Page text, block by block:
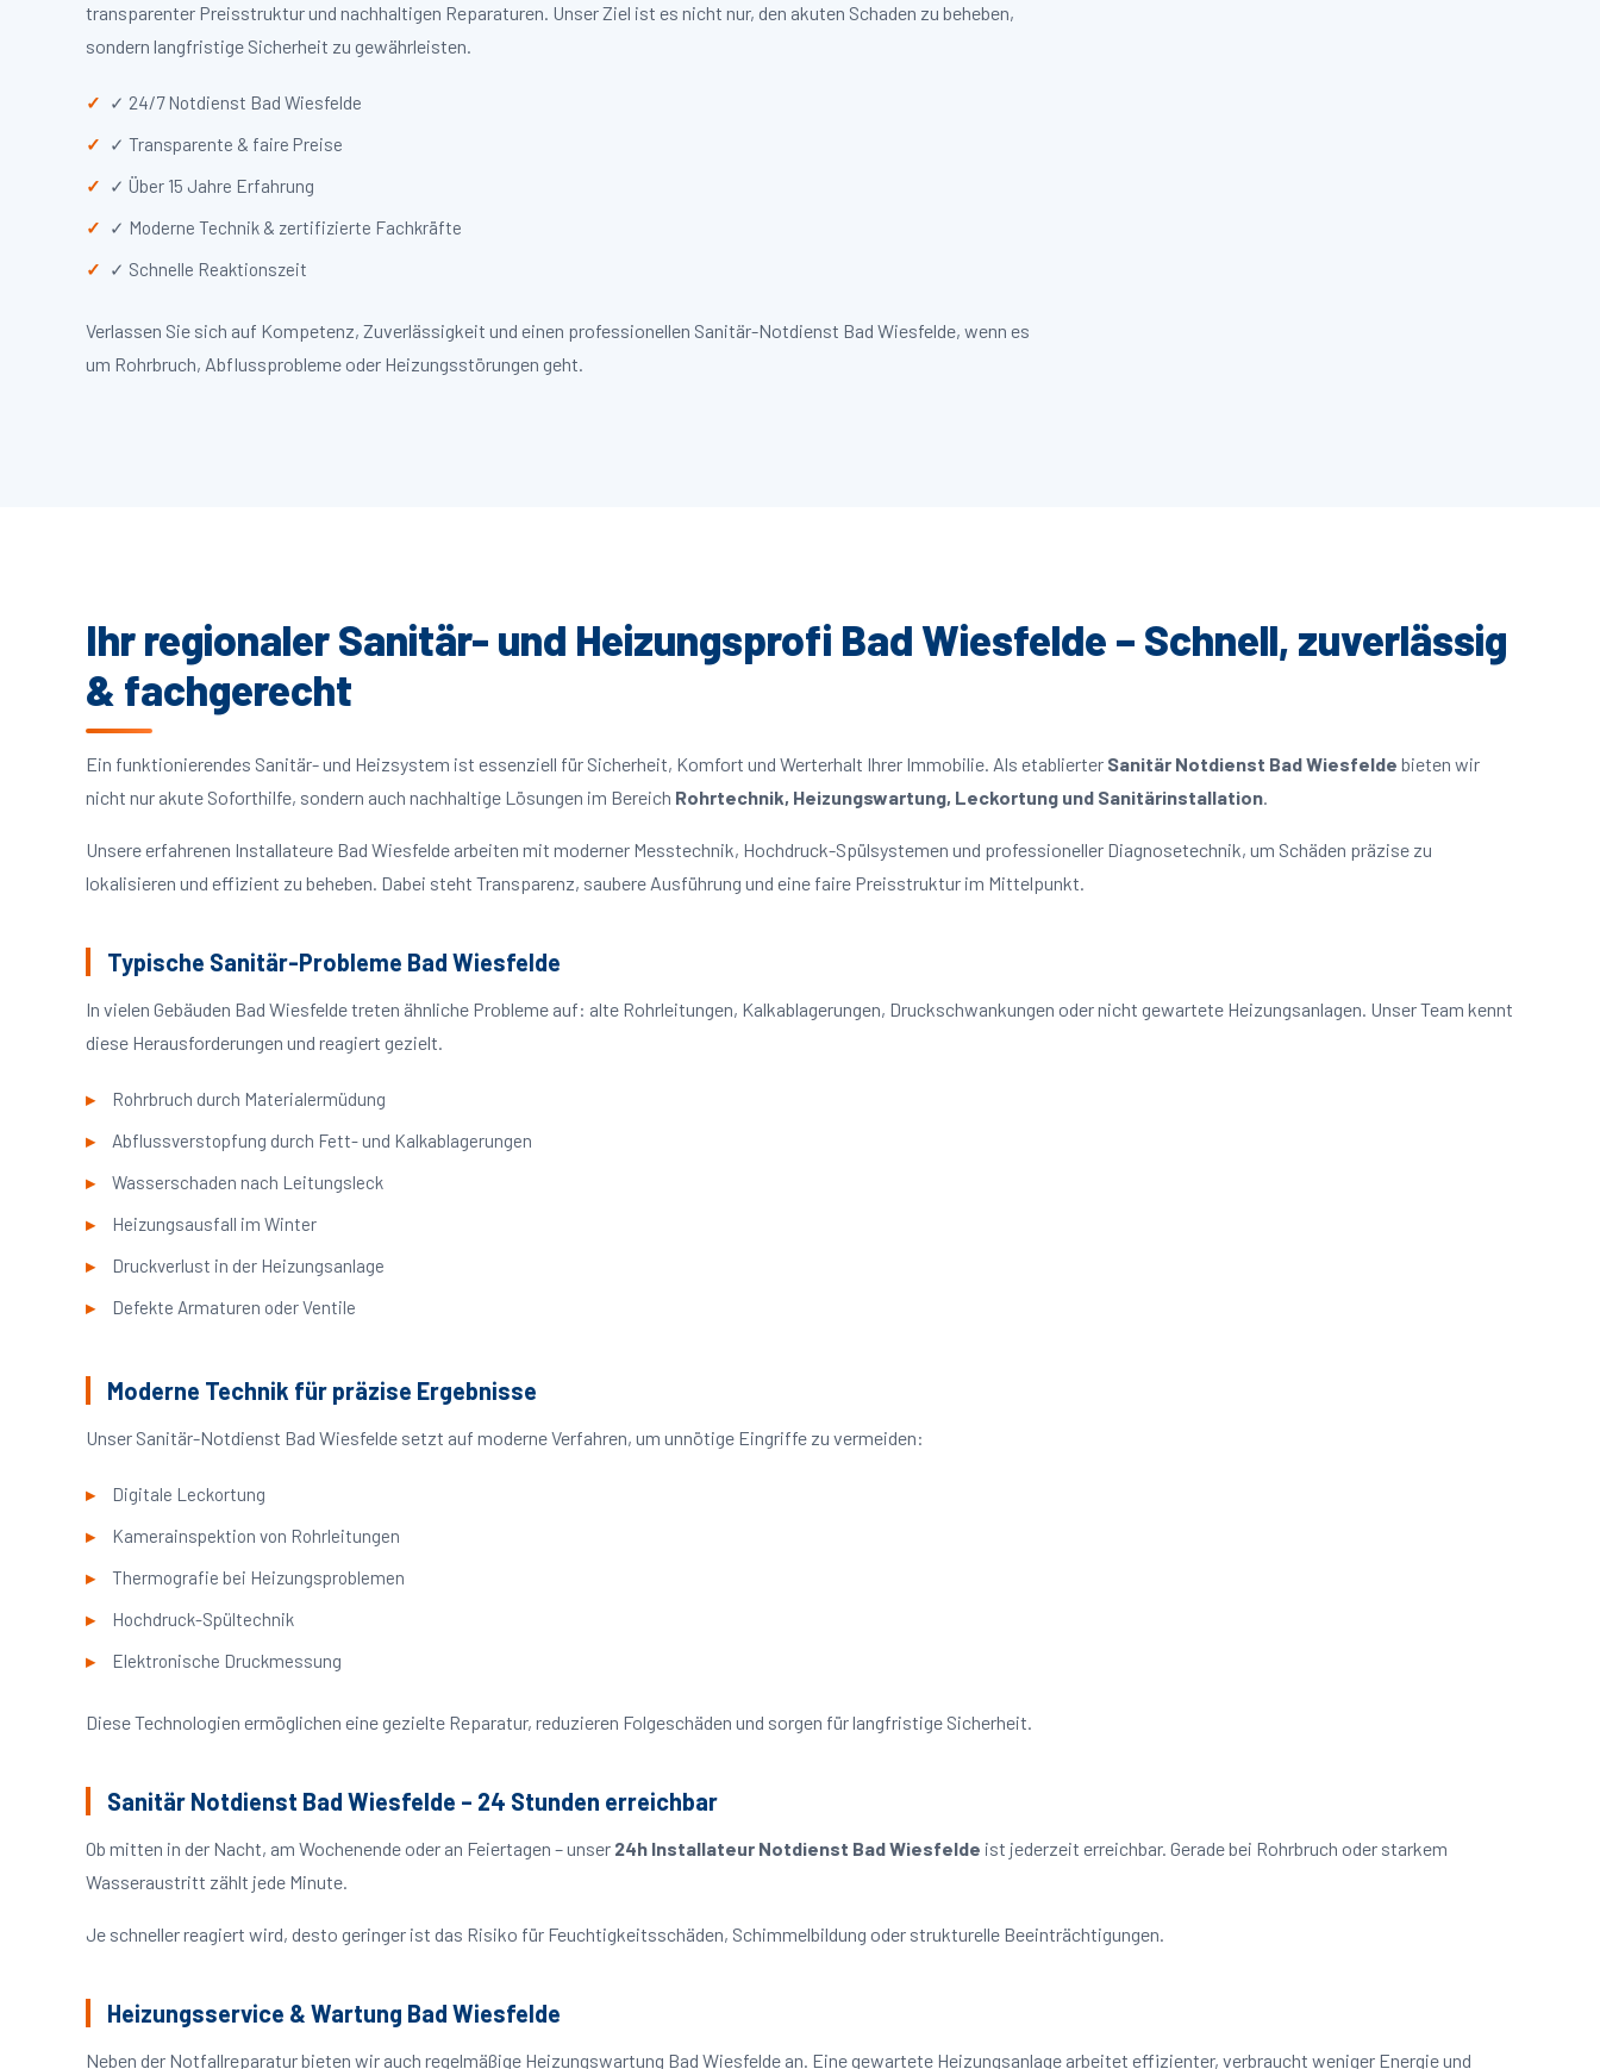
transparenter Preisstruktur und nachhaltigen Reparaturen. Unser Ziel ist es nicht nur, den akuten Schaden zu beheben,
sondern langfristige Sicherheit zu gewährleisten.
✓ 24/7 Notdienst Bad Wiesfelde
✓ Transparente & faire Preise
✓ Über 15 Jahre Erfahrung
✓ Moderne Technik & zertifizierte Fachkräfte
✓ Schnelle Reaktionszeit
Verlassen Sie sich auf Kompetenz, Zuverlässigkeit und einen professionellen Sanitär-Notdienst Bad Wiesfelde, wenn es
um Rohrbruch, Abflussprobleme oder Heizungsstörungen geht.
Ihr regionaler Sanitär- und Heizungsprofi Bad Wiesfelde – Schnell, zuverlässig
& fachgerecht
Ein funktionierendes Sanitär- und Heizsystem ist essenziell für Sicherheit, Komfort und Werterhalt Ihrer Immobilie. Als etablierter Sanitär Notdienst Bad Wiesfelde bieten wir
nicht nur akute Soforthilfe, sondern auch nachhaltige Lösungen im Bereich Rohrtechnik, Heizungswartung, Leckortung und Sanitärinstallation.
Unsere erfahrenen Installateure Bad Wiesfelde arbeiten mit moderner Messtechnik, Hochdruck-Spülsystemen und professioneller Diagnosetechnik, um Schäden präzise zu
lokalisieren und effizient zu beheben. Dabei steht Transparenz, saubere Ausführung und eine faire Preisstruktur im Mittelpunkt.
Typische Sanitär-Probleme Bad Wiesfelde
In vielen Gebäuden Bad Wiesfelde treten ähnliche Probleme auf: alte Rohrleitungen, Kalkablagerungen, Druckschwankungen oder nicht gewartete Heizungsanlagen. Unser Team kennt
diese Herausforderungen und reagiert gezielt.
Rohrbruch durch Materialermüdung
Abflussverstopfung durch Fett- und Kalkablagerungen
Wasserschaden nach Leitungsleck
Heizungsausfall im Winter
Druckverlust in der Heizungsanlage
Defekte Armaturen oder Ventile
Moderne Technik für präzise Ergebnisse
Unser Sanitär-Notdienst Bad Wiesfelde setzt auf moderne Verfahren, um unnötige Eingriffe zu vermeiden:
Digitale Leckortung
Kamerainspektion von Rohrleitungen
Thermografie bei Heizungsproblemen
Hochdruck-Spültechnik
Elektronische Druckmessung
Diese Technologien ermöglichen eine gezielte Reparatur, reduzieren Folgeschäden und sorgen für langfristige Sicherheit.
Sanitär Notdienst Bad Wiesfelde – 24 Stunden erreichbar
Ob mitten in der Nacht, am Wochenende oder an Feiertagen – unser 24h Installateur Notdienst Bad Wiesfelde ist jederzeit erreichbar. Gerade bei Rohrbruch oder starkem
Wasseraustritt zählt jede Minute.
Je schneller reagiert wird, desto geringer ist das Risiko für Feuchtigkeitsschäden, Schimmelbildung oder strukturelle Beeinträchtigungen.
Heizungsservice & Wartung Bad Wiesfelde
Neben der Notfallreparatur bieten wir auch regelmäßige Heizungswartung Bad Wiesfelde an. Eine gewartete Heizungsanlage arbeitet effizienter, verbraucht weniger Energie und